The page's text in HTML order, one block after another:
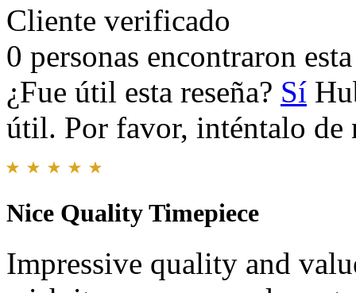
Cliente verificado
0 personas encontraron
¿Fue útil esta reseña? Sí
útil. Por favor, inténtalo de
Nice Quality Timepiece
Impressive quality and